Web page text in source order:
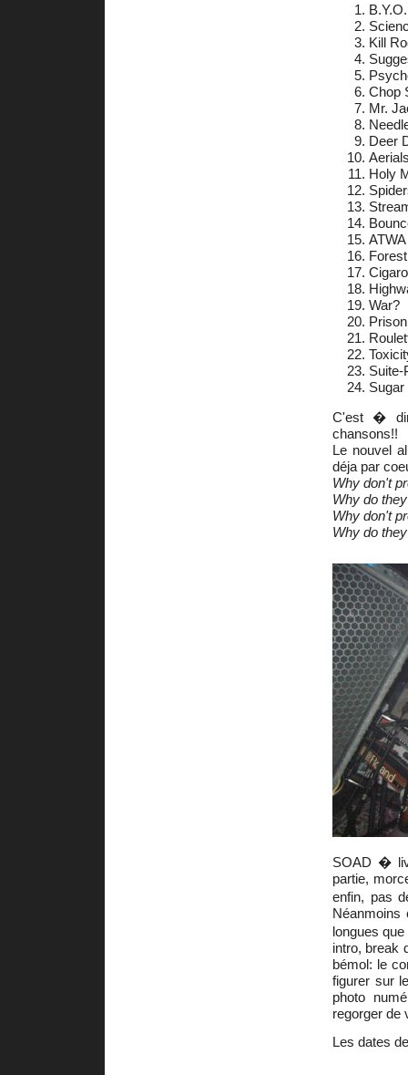
Kill
Chop
Mr.
Deer
Holy
ATWA
Forest
Cigaro
War?
Suite-
Sugar
C'est �
chansons!!
Le nouvel
déja par
Why don't
Why do
Why don't
Why do
SOAD �
partie,
enfin, pas
longues
intro, break
bémol: le
figurer sur
photo
regorger de
Les dates